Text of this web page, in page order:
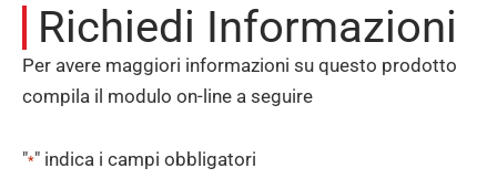
Richiedi Informazioni
Per avere maggiori informazioni su questo prodotto
compila il modulo on-line a seguire
"*" indica i campi obbligatori